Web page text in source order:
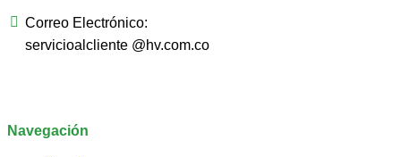
Correo Electrónico:
servicioalcliente @hv.com.co
Navegación